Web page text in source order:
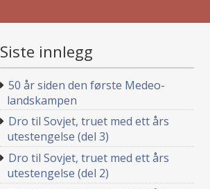
Siste innlegg
50 år siden den første Medeo-
landskampen
Dro til Sovjet, truet med ett års
utestengelse (del 3)
Dro til Sovjet, truet med ett års
utestengelse (del 2)